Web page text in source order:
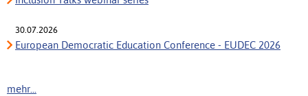
30.07.2026
European Democratic Education Conference - EUDEC 2026
mehr...